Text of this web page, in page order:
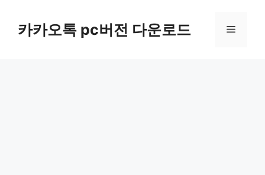
카카오톡 pc버전 다운로드 메